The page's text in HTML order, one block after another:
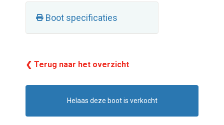
Boot specificaties
❮ Terug naar het overzicht
Helaas deze boot is verkocht